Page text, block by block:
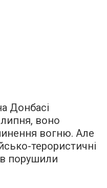
Донбасі
воно
вогню. Але
терористичні
порушили